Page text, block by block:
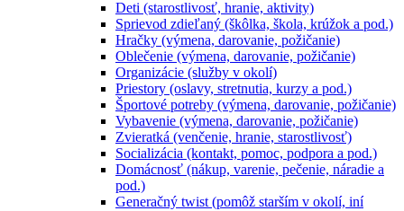
Deti (starostlivosť, hranie, aktivity)
Sprievod zdieľaný (škôlka, škola, krúžok a pod.)
Hračky (výmena, darovanie, požičanie)
Oblečenie (výmena, darovanie, požičanie)
Organizácie (služby v okolí)
Priestory (oslavy, stretnutia, kurzy a pod.)
Športové potreby (výmena, darovanie, požičanie)
Vybavenie (výmena, darovanie, požičanie)
Zvieratká (venčenie, hranie, starostlivosť)
Socializácia (kontakt, pomoc, podpora a pod.)
Domácnosť (nákup, varenie, pečenie, náradie a
pod.)
Generačný twist (pomôž starším v okolí, iní